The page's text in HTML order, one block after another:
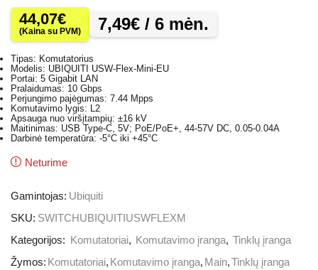
44,07€
(Kaina su PVM) 7,49€ / 6 mėn.
Tipas: Komutatorius
Modelis: UBIQUITI USW-Flex-Mini-EU
Portai: 5 Gigabit LAN
Pralaidumas: 10 Gbps
Perjungimo pajėgumas: 7.44 Mpps
Komutavimo lygis: L2
Apsauga nuo viršįtampių: ±16 kV
Maitinimas: USB Type-C, 5V; PoE/PoE+, 44-57V DC, 0.05-0.04A
Darbinė temperatūra: -5°C iki +45°C
Neturime
Gamintojas: Ubiquiti
SKU: SWITCHUBIQUITIUSWFLEXM
Kategorijos:
Komutatoriai, Komutavimo įranga, Tinklų įranga
Žymos: Komutatoriai, Komutavimo įranga, Main,Tinklų įranga